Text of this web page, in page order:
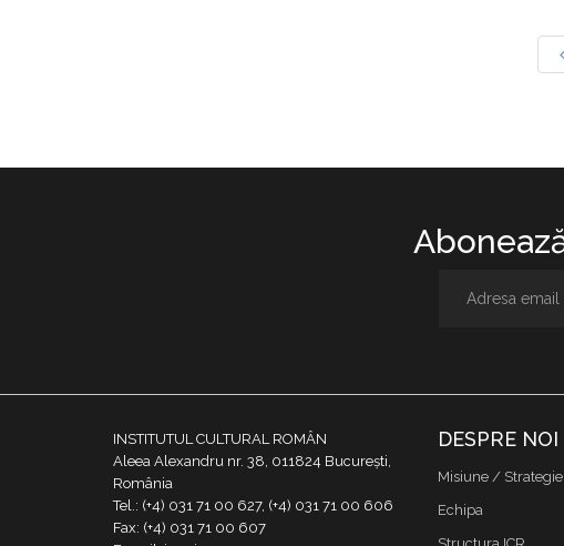
INSTITUTUL CULTURAL ROMÂN
Aleea Alexandru nr. 38, 011824 București,
România
Tel.: (+4) 031 71 00 627, (+4) 031 71 00 606
Fax: (+4) 031 71 00 607
DESPRE NOI
Misiune /
Echipa